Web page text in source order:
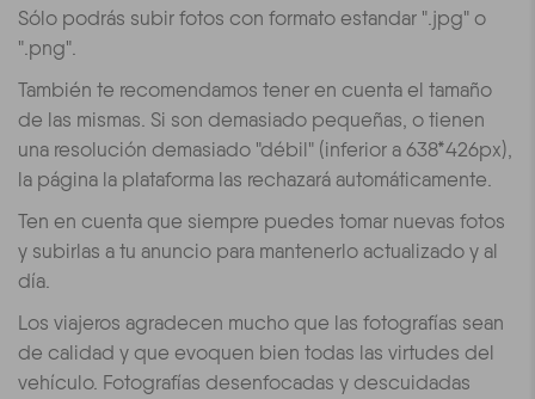
Sólo podrás subir fotos con formato estandar ".jpg" o
".png".
También te recomendamos tener en cuenta el tamaño
de las mismas. Si son demasiado pequeñas, o tienen
una resolución demasiado "débil" (inferior a 638*426px),
la página la plataforma las rechazará automáticamente.
Ten en cuenta que siempre puedes tomar nuevas fotos
y subirlas a tu anuncio para mantenerlo actualizado y al
día.
Los viajeros agradecen mucho que las fotografías sean
de calidad y que evoquen bien todas las virtudes del
vehículo. Fotografías desenfocadas y descuidadas